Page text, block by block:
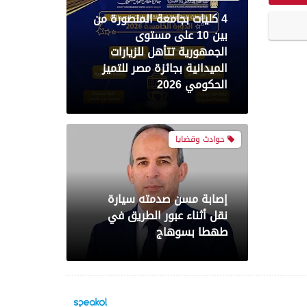
الجمهورية تتأهل للزيارات
الميدانية بجائزة مصر للتميز
الحكومي 2026
حوادث وقضايا
إصابة مسن صدمته سيارة
نقل أثناء عبور الطريق في
طهطا بسوهاج
محافظات
حملة أمنية مكبرة بدائرة